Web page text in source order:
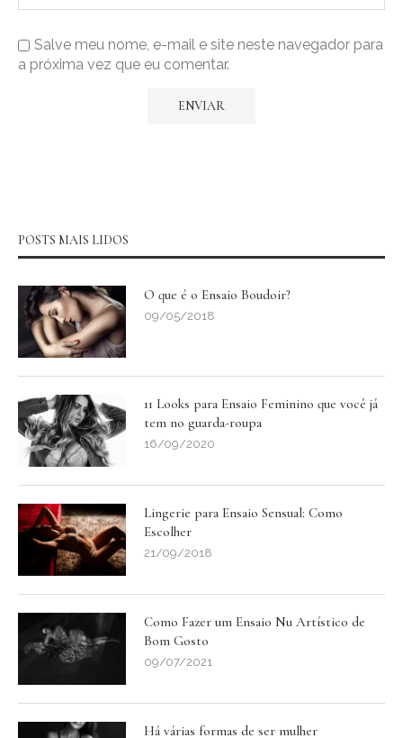
Salve meu nome, e-mail e site neste navegador para
a próxima vez que eu comentar.
POSTS MAIS LIDOS
O que é o Ensaio Boudoir?
09/05/2018
11 Looks para Ensaio Feminino que você já
tem no guarda-roupa
16/09/2020
Lingerie para Ensaio Sensual: Como
Escolher
21/09/2018
Como Fazer um Ensaio Nu Artístico de
Bom Gosto
09/07/2021
Há várias formas de ser mulher